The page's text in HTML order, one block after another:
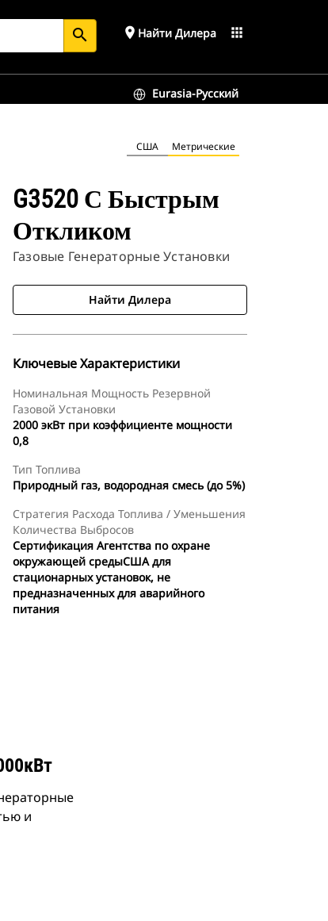
search place Найти Дилера apps
Eurasia-Русский
США Метрические
G3520 С Быстрым
Откликом
Газовые Генераторные Установки
Найти Дилера
Ключевые Характеристики
Номинальная Мощность Резервной
Газовой Установки
2000 экВт при коэффициенте мощности
0,8
Тип Топлива
Природный газ, водородная смесь (до 5%)
Стратегия Расхода Топлива / Уменьшения
Количества Выбросов
Сертификация Агентства по охране
окружающей средыСША для
стационарных установок, не
предназначенных для аварийного
питания
и